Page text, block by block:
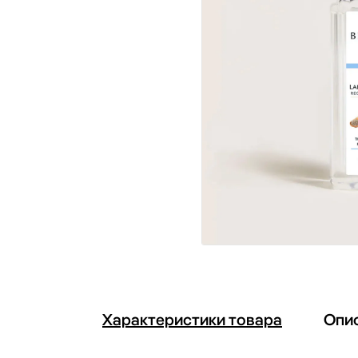
Характеристики товара